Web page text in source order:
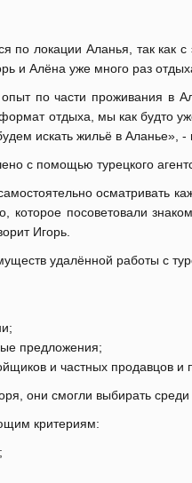
по локации Аланья, так
и Алёна уже много раз
по части проживания в
отдыха, мы как будто
искать жильё в Аланье», -
с помощью турецкого
осматривать
которое посоветовали
Игорь.
удалённой работы с
предложения;
и частных продавцов и
они смогли выбирать
критериям: